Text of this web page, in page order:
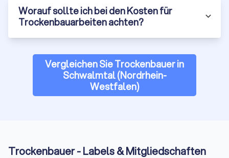
Worauf sollte ich bei den Kosten für
Trockenbauarbeiten achten?
Vergleichen Sie Trockenbauer in
Schwalmtal (Nordrhein-
Westfalen)
Trockenbauer - Labels & Mitgliedschaften